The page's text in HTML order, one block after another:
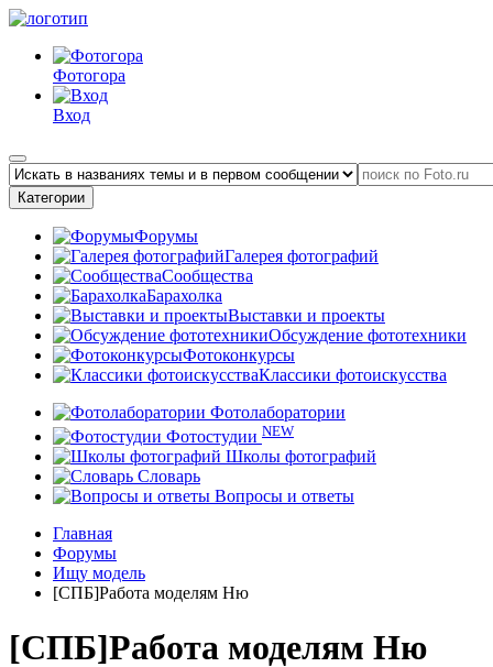
Фотогора
Вход
Категории
Форумы
Галерея фотографий
Сообщества
Барахолка
Выставки и проекты
Обсуждение фототехники
Фотоконкурсы
Классики фотоискусства
Фотолаборатории
Фотостудии NEW
Школы фотографий
Словарь
Вопросы и ответы
Главная
Форумы
Ищу модель
[СПБ]Работа моделям Ню
[СПБ]Работа моделям Ню